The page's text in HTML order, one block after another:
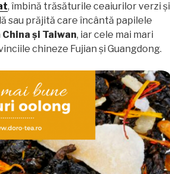
, îmbină trăsăturile ceaiurilor verzi și
sau prăjită care încântă papilele
China și Taiwan, iar cele mai mari
chineze Fujian și Guangdong.